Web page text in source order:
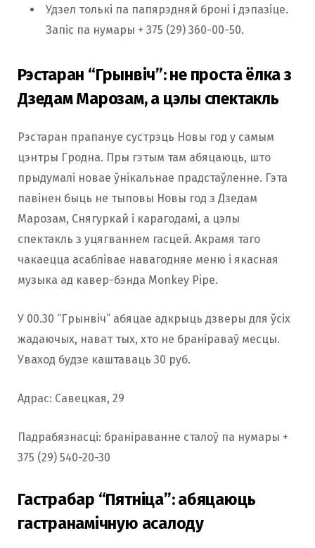
Удзел толькі па папярэдняй броні і дэпазіце.
Запіс па нумары + 375 (29) 360-00-50.
Рэстаран “Грынвіч”: не проста ёлка з
Дзедам Марозам, а цэлы спектакль
Рэстаран прапануе сустрэць Новы год у самым
цэнтры Гродна. Пры гэтым там абяцаюць, што
прыдумалі новае ўнікальнае прадстаўленне. Гэта
павінен быць не тыповы Новы год з Дзедам
Марозам, Снягуркай і карагодамі, а цэлы
спектакль з уцягваннем гасцей. Акрамя таго
чакаецца асаблівае навагодняе меню і якасная
музыка ад кавер-бэнда Monkey Pipe.
У 00.30 “Грынвіч” абяцае адкрыць дзверы для ўсіх
жадаючых, нават тых, хто не браніраваў месцы.
Уваход будзе каштаваць 30 руб.
Адрас: Савецкая, 29
Падрабязнасці: браніраванне сталоў па нумары +
375 (29) 540-20-30
Гастрабар “Пятніца”: абяцаюць
гастранамічную асалоду